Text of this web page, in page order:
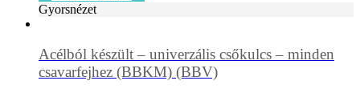
Gyorsnézet
Acélból készült – univerzális csőkulcs – minden
csavarfejhez (BBKM) (BBV)